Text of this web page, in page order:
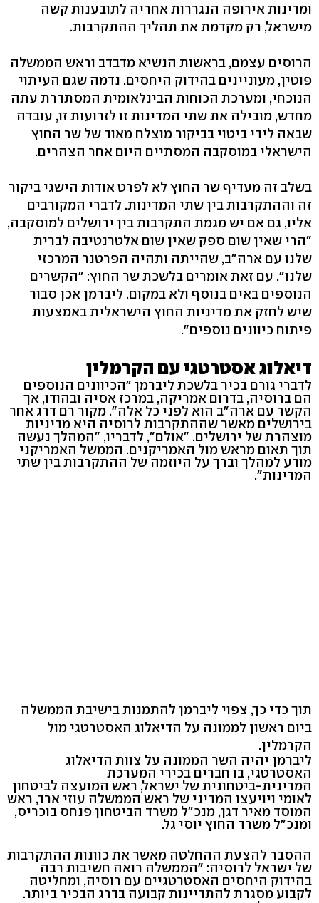
ומדינות אירופה הנגררות אחריה לתובענות קשה
מישראל, רק מקדמת את תהליך ההתקרבות.
הרוסים עצמם, בראשות הנשיא מדבדב וראש הממשלה
פוטין, מעוניינים בהידוק היחסים. נדמה שגם העיתוי
הנוכחי, ומערכת הכוחות הבינלאומית המסתדרת עתה
מחדש, מובילה את שתי המדינות זו לזרועות זו, עובדה
שבאה לידי ביטוי בביקור מוצלח מאוד של שר החוץ
הישראלי במוסקבה המסתיים היום אחר הצהרים.
בשלב זה מעדיף שר החוץ לא לפרט אודות הישגי ביקור
זה וההתקרבות בין שתי המדינות. לדברי המקורבים
אליו, גם אם יש מגמת התקרבות בין ירושלים למוסקבה,
"הרי שאין שום ספק שאין שום אלטרנטיבה לברית
שלנו עם ארה"ב, שהייתה ותהיה הפרטנר המרכזי
שלנו". עם זאת אומרים בלשכת שר החוץ: "הקשרים
הנוספים באים בנוסף ולא במקום. ליברמן אכן סבור
שיש לחזק את מדיניות החוץ הישראלית באמצעות
פיתוח כיוונים נוספים".
דיאלוג אסטרטגי עם הקרמלין
לדברי גורם בכיר בלשכת ליברמן "הכיוונים הנוספים
הם ברוסיה, בדרום אמריקה, במרכז אסיה ובהודו, אך
הקשר עם ארה"ב הוא לפני כל אלה". מקור רם דרג אחר
בירושלים מאשר שההתקרבות לרוסיה היא מדיניות
מוצהרת של ירושלים. "אולם", לדבריו, "המהלך נעשה
תוך תאום מראש מול האמריקנים. הממשל האמריקני
מודע למהלך וברך על היוזמה של ההתקרבות בין שתי
המדינות".
תוך כדי כך, צפוי ליברמן להתמנות בישיבת הממשלה
ביום ראשון לממונה על הדיאלוג האסטרטגי מול
הקרמלין.
ליברמן יהיה השר הממונה על צוות הדיאלוג
האסטרטגי, בו חברים בכירי המערכת
המדינית-ביטחונית של ישראל, ראש המועצה לביטחון
לאומי ויויעצו המדיני של ראש הממשלה עוזי ארד, ראש
המוסד מאיר דגן, מנכ"ל משרד הביטחון פנחס בוכריס,
ומנכ"ל משרד החוץ יוסי גל.
ההסבר להצעת ההחלטה מאשר את כוונות ההתקרבות
של ישראל לרוסיה: "הממשלה רואה חשיבות רבה
בהידוק היחסים האסטרטגיים עם רוסיה, ומחליטה
לקבוע מסגרת להתדיינות קבועה בדרג הבכיר ביותר.